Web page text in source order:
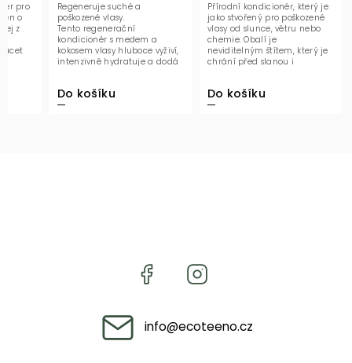
pro
o
z
Do košíku
Regeneruje suché a
poškozené vlasy.
Tento regenerační
kondicionér s medem a
kokosem vlasy hluboce vyživí,
intenzivně hydratuje a dodá
Do košíku
Přírodní kondicionér, který je
jako stvořený pro poškozené
vlasy od slunce, větru nebo
chemie. Obalí je
neviditelným štítem, který je
chrání před slanou i
info@ecoteeno.cz